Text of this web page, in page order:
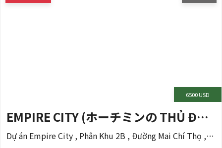
6500 USD
EMPIRE CITY (ホーチミンの THỦ ĐỨC 区)
Dự án Empire City , Phân Khu 2B , Đường Mai Chí Thọ , Phường Thủ Thêm